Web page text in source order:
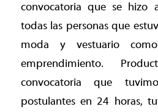
convocatoria que se hizo
todas las personas que
moda y vestuario
emprendimiento.
convocatoria que
postulantes en 24 horas,